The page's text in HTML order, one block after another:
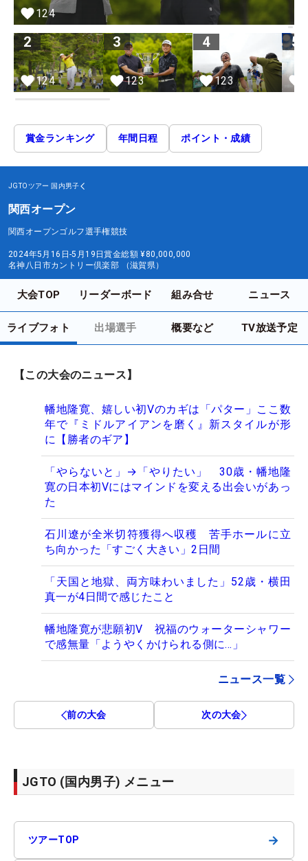
124
2
124
3
123
4
123
5
賞金ランキング 年間日程 ポイント・成績
JGTOツアー 国内男子
関西オープン
関西オープンゴルフ選手権競技
2024年5月16日-5月19日賞金総額 ¥80,000,000
名神八日市カントリー倶楽部 （滋賀県）
大会TOP リーダーボード 組み合せ ニュース
ライブフォト 出場選手 概要など TV放送予定
【この大会のニュース】
幡地隆寛、嬉しい初Vのカギは「パター」ここ数
年で『ミドルアイアンを磨く』新スタイルが形
に【勝者のギア】
「やらないと」→「やりたい」 30歳・幡地隆
寛の日本初Vにはマインドを変える出会いがあっ
た
石川遼が全米切符獲得へ収穫 苦手ホールに立
ち向かった「すごく大きい」2日間
「天国と地獄、両方味わいました」52歳・横田
真一が4日間で感じたこと
幡地隆寛が悲願初V 祝福のウォーターシャワー
で感無量「ようやくかけられる側に…」
ニュース一覧
前の大会 次の大会
JGTO (国内男子) メニュー
ツアーTOP →